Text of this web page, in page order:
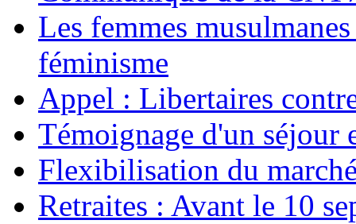
Les femmes
féminisme
Appel : Libertaires
Témoignage d'un séjour
Flexibilisation du
Retraites : Avant le 10